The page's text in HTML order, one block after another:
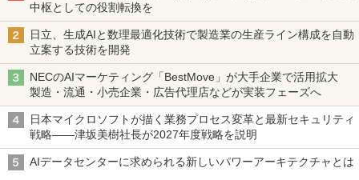
中枢としての役割転換を
日立、生成AIと数理最適化技術で製造業の生産ライン構成を自動
立案する技術を開発
NECのAIマーケティング「BestMove」が大手企業で活用拡大
製造・流通・小売企業・広告代理店などが実装フェーズへ
日本マイクロソフトが描く業務プロセス変革と最新セキュリティ
戦略――津坂美樹社長が2027年度戦略を説明
AIデータセンターに求められる新しいパワーアーキテクチャとは